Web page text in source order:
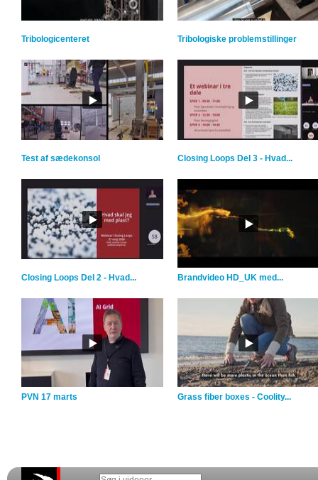
Tribologicenteret Tribologiske problemstillinger
Test af sædekonsol Closing Loops Del 3 - Hvad...
Closing Loops Del 2 - Hvad... Brandvideo HD_UK med...
PVN 17 marts Grass fiber boxes - Coolity...